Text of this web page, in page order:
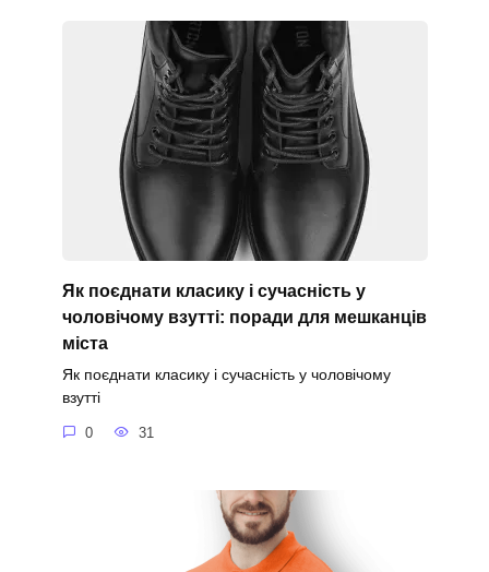
Як поєднати класику і сучасність у
чоловічому взутті: поради для мешканців
міста
Як поєднати класику і сучасність у чоловічому
взутті
0 31